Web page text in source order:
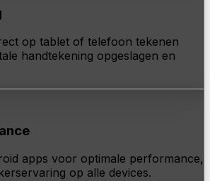
op tablet of telefoon tekenen
handtekening opgeslagen en
apps voor optimale performance,
op alle devices.